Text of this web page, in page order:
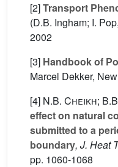
[2]Transport
(D.B. Ingham; I.
2002
[3] Handbook of
Marcel Dekker,
[4] N.B. Cheikh;
effect on natural
submitted to a
boundary, J. Heat
pp. 1060-1068